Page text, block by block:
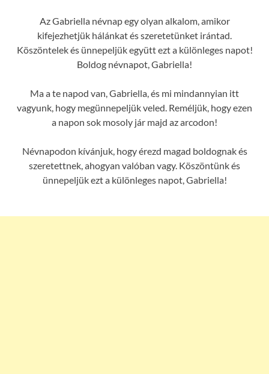
Az Gabriella névnap egy olyan alkalom, amikor
kifejezhetjük hálánkat és szeretetünket irántad.
Köszöntelek és ünnepeljük együtt ezt a különleges napot!
Boldog névnapot, Gabriella!
Ma a te napod van, Gabriella, és mi mindannyian itt
vagyunk, hogy megünnepeljük veled. Reméljük, hogy ezen
a napon sok mosoly jár majd az arcodon!
Névnapodon kívánjuk, hogy érezd magad boldognak és
szeretettnek, ahogyan valóban vagy. Köszöntünk és
ünnepeljük ezt a különleges napot, Gabriella!